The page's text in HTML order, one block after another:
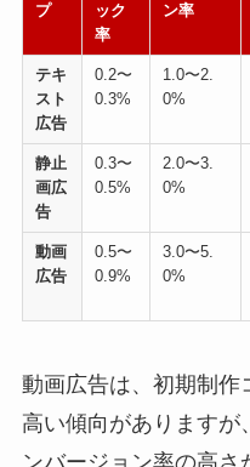
プ
ック
率
ン率
テキ
スト
広告
0.2〜
0.3%
1.0〜2.
0%
静止
画広
告
0.3〜
0.5%
2.0〜3.
0%
動画
広告
0.5〜
0.9%
3.0〜5.
0%
動画広告は、初期制作
高い傾向がありますが
ンバージョン率の高